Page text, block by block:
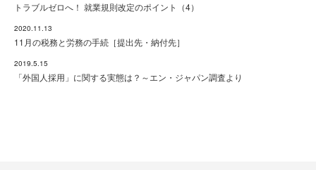
トラブルゼロへ！ 就業規則改定のポイント（4）
2020.11.13
11月の税務と労務の手続［提出先・納付先］
2019.5.15
「外国人採用」に関する実態は？～エン・ジャパン調査より